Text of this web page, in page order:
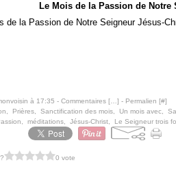
Le Mois de la Passion de Notre
à 17:35 - Commentaires [ ] - Permalien [#]
Prières Sanctification des mois Un mois avec
méditations Jésus-Christ Le Seigneur trois
0 vote